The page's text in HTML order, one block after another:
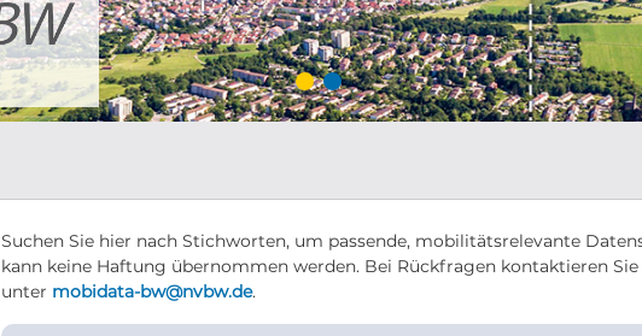
Suchen Sie hier nach Stichworten, um passende, mobilitätsrelevante
kann keine Haftung übernommen werden. Bei Rückfragen kontaktieren
unter mobidata-bw@nvbw.de.